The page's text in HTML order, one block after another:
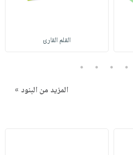
القلم القارئ
2
3
4
5
المزيد من البنود »